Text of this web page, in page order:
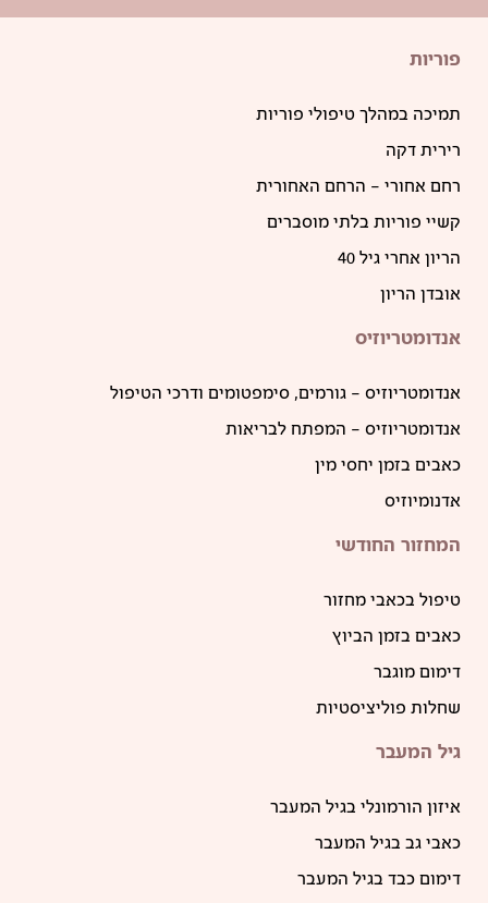
פוריות
תמיכה במהלך טיפולי פוריות
רירית דקה
רחם אחורי – הרחם האחורית
קשיי פוריות בלתי מוסברים
הריון אחרי גיל 40
אובדן הריון
אנדומטריוזיס
אנדומטריוזיס – גורמים, סימפטומים ודרכי הטיפול
אנדומטריוזיס – המפתח לבריאות
כאבים בזמן יחסי מין
אדנומיוזיס
המחזור החודשי
טיפול בכאבי מחזור
כאבים בזמן הביוץ
דימום מוגבר
שחלות פוליציסטיות
גיל המעבר
איזון הורמונלי בגיל המעבר
כאבי גב בגיל המעבר
דימום כבד בגיל המעבר